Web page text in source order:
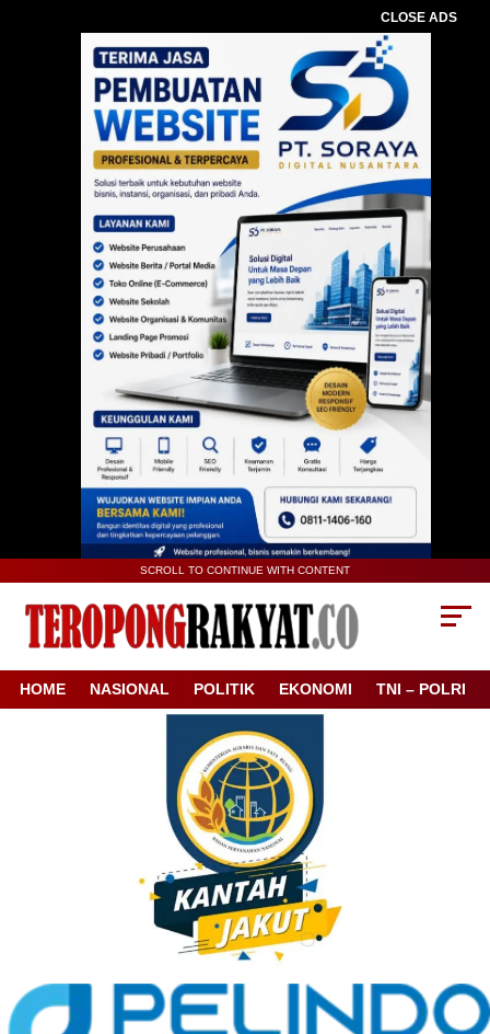
CLOSE ADS
SCROLL TO CONTINUE WITH CONTENT
HOME NASIONAL POLITIK EKONOMI TNI – POLRI